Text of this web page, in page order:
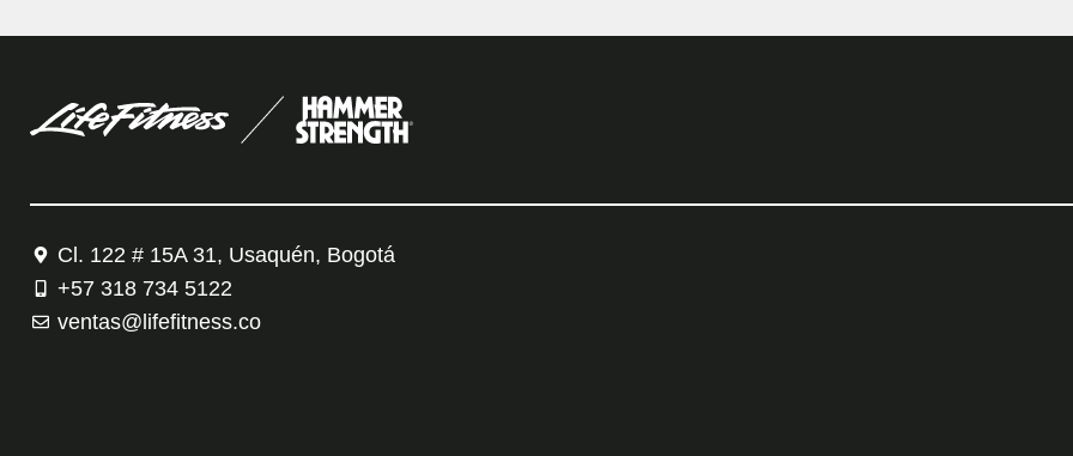
Cl. 122 # 15A 31, Usaquén, Bogotá
+57 318 734 5122
ventas@lifefitness.co